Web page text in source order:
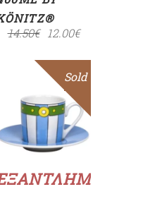
14.50€ 12.00€
Sale
Sold
Διαβάστε